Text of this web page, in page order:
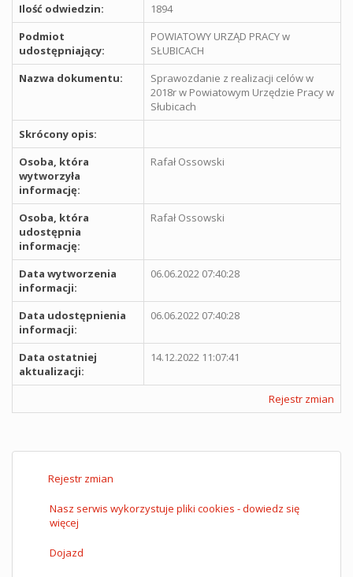
Ilość odwiedzin:
1894
Podmiot
udostępniający:
POWIATOWY URZĄD PRACY w
SŁUBICACH
Nazwa dokumentu:
Sprawozdanie z realizacji celów w
2018r w Powiatowym Urzędzie Pracy w
Słubicach
Skrócony opis:
Osoba, która
wytworzyła
informację:
Rafał Ossowski
Osoba, która
udostępnia
informację:
Rafał Ossowski
Data wytworzenia
informacji:
06.06.2022 07:40:28
Data udostępnienia
informacji:
06.06.2022 07:40:28
Data ostatniej
aktualizacji:
14.12.2022 11:07:41
Rejestr zmian
Rejestr zmian
Nasz serwis wykorzystuje pliki cookies - dowiedz się
więcej
Dojazd